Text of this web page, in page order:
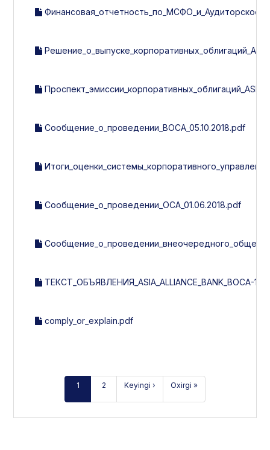
Сообщение_о_проведении_ВОСА_05.10.2018.pdf
Сообщение_о_проведении_ОСА_01.06.2018.pdf
ТЕКСТ_ОБЪЯВЛЕНИЯ_ASIA_ALLIANCE_BANK_ВОСА-1-
comply_or_explain.pdf
1 2 Keyingi › Oxirgi »